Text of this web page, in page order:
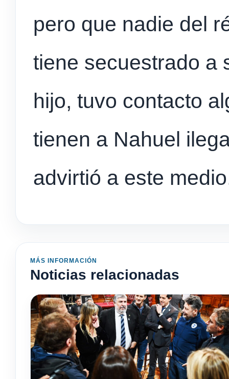
pero que nadie del
tiene secuestrado a
hijo, tuvo contacto
tienen a Nahuel
advirtió a este
MÁS INFORMACIÓN
Noticias relacionadas